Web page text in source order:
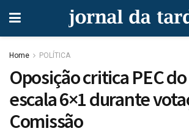
Home POLÍTICA
Oposição critica PEC
escala 6×1 durante
Comissão